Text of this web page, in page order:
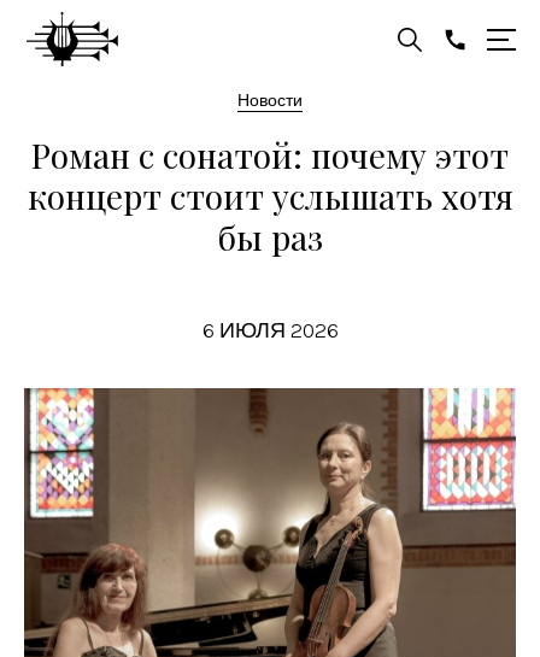
Новости
Роман с сонатой: почему этот
концерт стоит услышать хотя
бы раз
6 ИЮЛЯ 2026